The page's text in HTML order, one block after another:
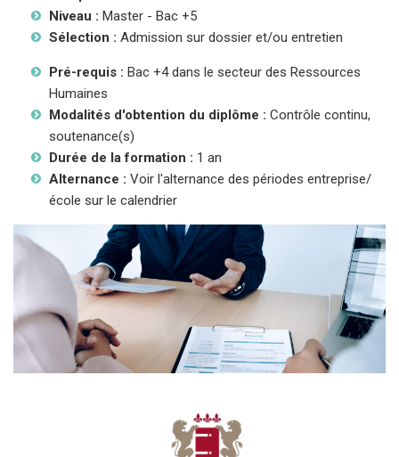
Niveau : Master - Bac +5
Sélection : Admission sur dossier et/ou entretien
Pré-requis : Bac +4 dans le secteur des Ressources
Humaines
Modalités d'obtention du diplôme : Contrôle continu,
soutenance(s)
Durée de la formation : 1 an
Alternance : Voir l'alternance des périodes entreprise/
école sur le calendrier